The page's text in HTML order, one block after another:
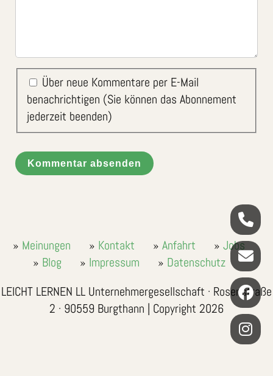
Über neue Kommentare per E-Mail
benachrichtigen (Sie können das Abonnement
jederzeit beenden)
Kommentar absenden
Meinungen Kontakt Anfahrt
Jobs
Blog
Impressum
Datenschutz
LEICHT LERNEN LL Unternehmergesellschaft · Rosenstraße
2 · 90559 Burgthann | Copyright 2026